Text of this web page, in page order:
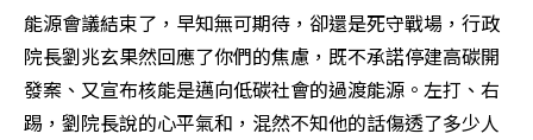
能源會議結束了，早知無可期待，卻還是死守戰場，行政
院長劉兆玄果然回應了你們的焦慮，既不承諾停建高碳開
發案、又宣布核能是邁向低碳社會的過渡能源。左打、右
踢，劉院長說的心平氣和，混然不知他的話傷透了多少人